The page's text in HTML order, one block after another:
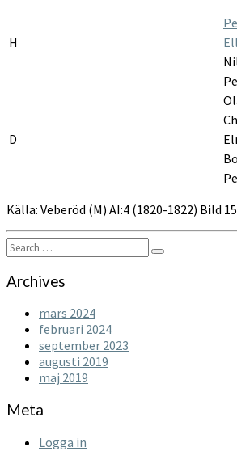
H
D
Källa: Veberöd (M) AI:4 (1820-1822) Bild
Search
for:
Search
Archives
mars 2024
februari 2024
september 2023
augusti 2019
maj 2019
Meta
Logga in